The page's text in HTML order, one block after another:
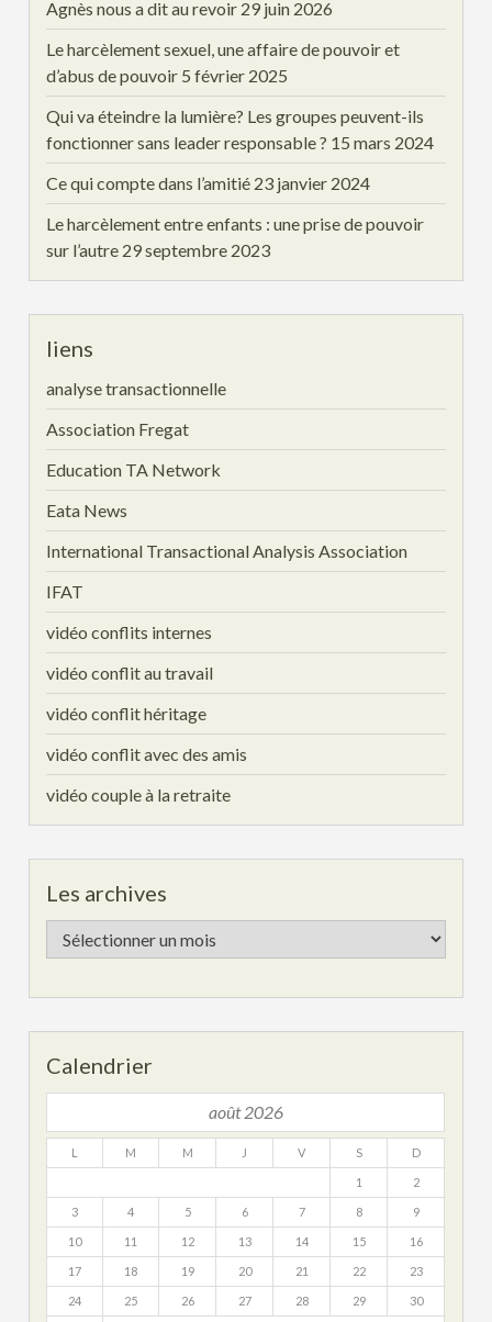
Agnès nous a dit au revoir 29 juin 2026
Le harcèlement sexuel, une affaire de pouvoir et
d’abus de pouvoir 5 février 2025
Qui va éteindre la lumière? Les groupes peuvent-ils
fonctionner sans leader responsable ? 15 mars 2024
Ce qui compte dans l’amitié 23 janvier 2024
Le harcèlement entre enfants : une prise de pouvoir
sur l’autre 29 septembre 2023
liens
analyse transactionnelle
Association Fregat
Education TA Network
Eata News
International Transactional Analysis Association
IFAT
vidéo conflits internes
vidéo conflit au travail
vidéo conflit héritage
vidéo conflit avec des amis
vidéo couple à la retraite
Les archives
Les
archives
Calendrier
août 2026
L M M J V S D
1 2
3 4 5 6 7 8 9
10 11 12 13 14 15 16
17 18 19 20 21 22 23
24 25 26 27 28 29 30